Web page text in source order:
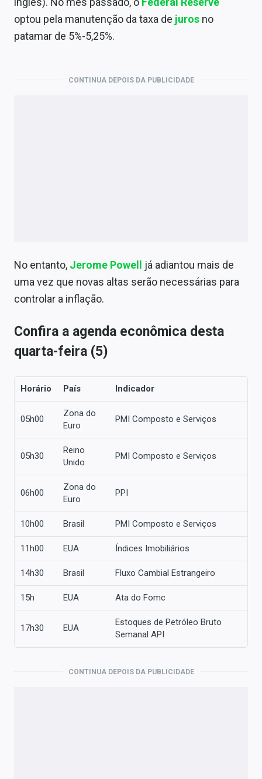
optou pela manutenção da taxa de juros no
patamar de 5%-5,25%.
CONTINUA DEPOIS DA PUBLICIDADE
No entanto, Jerome Powell já adiantou mais de
uma vez que novas altas serão necessárias para
controlar a inflação.
Confira a agenda econômica desta
quarta-feira (5)
Horário País Indicador
05h00
Zona do
Euro
PMI Composto e Serviços
05h30
Reino
Unido
PMI Composto e Serviços
06h00
Zona do
Euro
PPI
10h00 Brasil PMI Composto e Serviços
11h00 EUA Índices Imobiliários
14h30 Brasil Fluxo Cambial Estrangeiro
15h EUA Ata do Fomc
17h30 EUA
Estoques de Petróleo Bruto
Semanal API
CONTINUA DEPOIS DA PUBLICIDADE